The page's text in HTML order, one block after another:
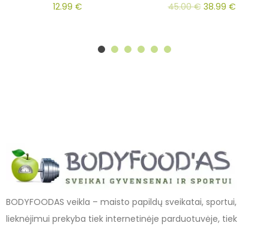
12.99 €
45.00€ 38.99 €
BODYFOODAS veikla – maisto papildų sveikatai, sportui,
lieknėjimui prekyba tiek internetinėje parduotuvėje, tiek